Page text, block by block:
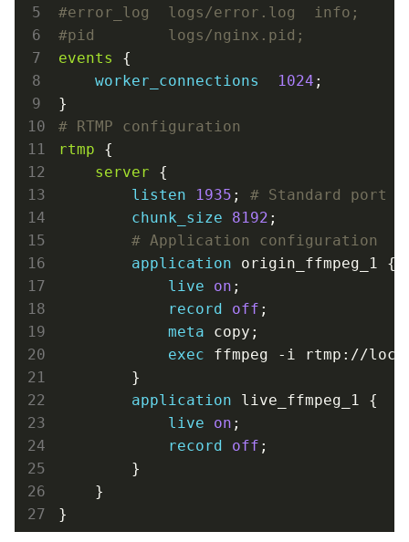
#error_log  logs/error.log  info;
#pid        logs/nginx.pid;
events
{
worker_connections
1024 ;
# RTMP configuration
rtmp {
server {
listen
1935 ; # Standard port
chunk_size
8192 ;
# Application configuration
application origin_ffmpeg_1 {
live
on ;
record
off ;
meta copy;
exec ffmpeg -i rtmp://
        }
application live_ffmpeg_1 {
live
on ;
record
off ;
        }
    }
}